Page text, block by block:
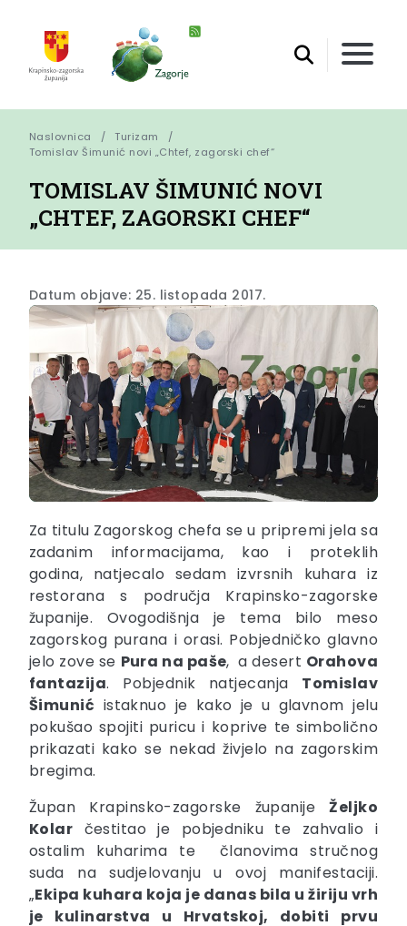
Naslovnica
Turizam
Tomislav Šimunić novi „Chtef, zagorski chef“
TOMISLAV ŠIMUNIĆ NOVI
„CHTEF, ZAGORSKI CHEF“
Datum objave: 25. listopada 2017.
Za titulu Zagorskog chefa se u pripremi jela sa
zadanim informacijama, kao i proteklih
godina, natjecalo sedam izvrsnih kuhara iz
restorana s područja Krapinsko-zagorske
županije. Ovogodišnja je tema bilo meso
zagorskog purana i orasi. Pobjedničko glavno
jelo zove se Pura na paše, a desert Orahova
fantazija. Pobjednik natjecanja Tomislav
Šimunić istaknuo je kako je u glavnom jelu
pokušao spojiti puricu i koprive te simbolično
prikazati kako se nekad živjelo na zagorskim
bregima.
Župan Krapinsko-zagorske županijeŽeljko
Kolar čestitao je pobjedniku te zahvalio i
ostalim kuharima te članovima stručnog
suda na sudjelovanju u ovoj manifestaciji.
„Ekipa kuhara koja je danas bila u žiriju vrh
je kulinarstva u Hrvatskoj, dobiti prvu